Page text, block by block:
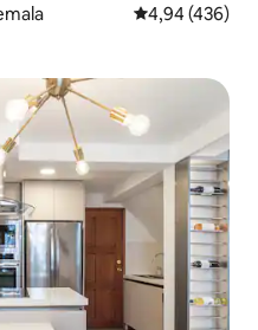
Calificación
4,94 (436)